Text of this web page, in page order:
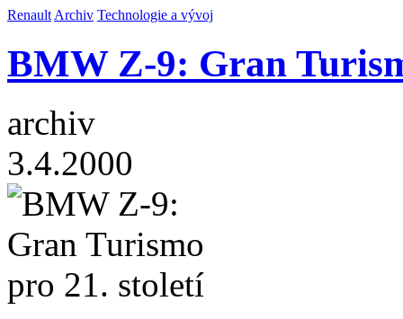
Renault Archiv Technologie a vývoj
BMW Z-9: Gran
archiv
3.4.2000